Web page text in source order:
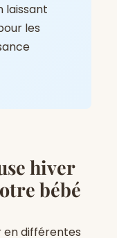
laissant
les
hiver
bébé